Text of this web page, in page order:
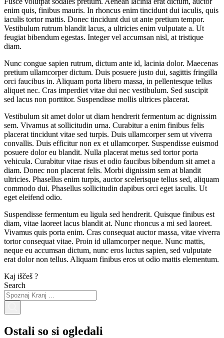
enim quis, finibus mauris. In rhoncus enim tincidunt dui iaculis, quis
iaculis tortor mattis. Donec tincidunt dui ut ante pretium tempor.
Vestibulum rutrum blandit lacus, a ultricies enim vulputate a. Ut
feugiat bibendum egestas. Integer vel accumsan nisl, at tristique
diam.
Nunc congue sapien rutrum, dictum ante id, lacinia dolor. Maecenas
pretium ullamcorper dictum. Duis posuere justo dui, sagittis fringilla
orci faucibus in. Aliquam porta libero massa, in pellentesque tellus
aliquet nec. Cras imperdiet vitae dui nec vestibulum. Sed suscipit
sed lacus non porttitor. Suspendisse mollis ultrices placerat.
Vestibulum sit amet dolor ut diam hendrerit fermentum ac dignissim
sem. Vivamus at sollicitudin urna. Curabitur a enim finibus felis
placerat tincidunt vitae sed turpis. Duis ullamcorper sem ut viverra
convallis. Duis efficitur non ex et ullamcorper. Suspendisse euismod
posuere dolor eu blandit. Nulla placerat metus sed tortor porta
vehicula. Curabitur vitae risus et odio faucibus bibendum sit amet a
diam. Donec non placerat felis. Morbi dignissim sem at blandit
ultricies. Phasellus enim turpis, auctor scelerisque tellus sed, aliquam
commodo dui. Phasellus sollicitudin dapibus orci eget iaculis. Ut
eget eleifend odio.
Suspendisse fermentum eu ligula sed hendrerit. Quisque finibus est
diam, vitae laoreet lacus blandit at. Nunc rhoncus a mi sed laoreet.
Vivamus quis porta enim. Cras consequat auctor massa, vitae viverra
tortor consequat vitae. Proin id ullamcorper neque. Nunc mattis,
neque eu accumsan dictum, nunc eros luctus sapien, sed vulputate
erat dolor non tellus. Aliquam finibus eros ut odio mattis elementum.
Kaj iščeš ?
Search
Ostali so si ogledali